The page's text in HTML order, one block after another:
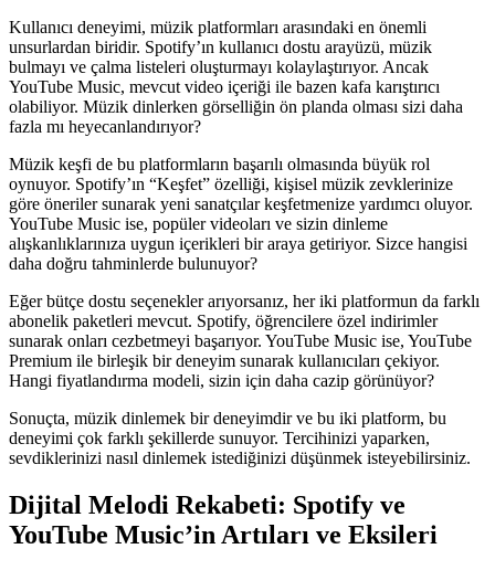
Kullanıcı deneyimi, müzik platformları arasındaki en önemli
unsurlardan biridir. Spotify’ın kullanıcı dostu arayüzü, müzik
bulmayı ve çalma listeleri oluşturmayı kolaylaştırıyor. Ancak
YouTube Music, mevcut video içeriği ile bazen kafa karıştırıcı
olabiliyor. Müzik dinlerken görselliğin ön planda olması sizi daha
fazla mı heyecanlandırıyor?
Müzik keşfi de bu platformların başarılı olmasında büyük rol
oynuyor. Spotify’ın “Keşfet” özelliği, kişisel müzik zevklerinize
göre öneriler sunarak yeni sanatçılar keşfetmenize yardımcı oluyor.
YouTube Music ise, popüler videoları ve sizin dinleme
alışkanlıklarınıza uygun içerikleri bir araya getiriyor. Sizce hangisi
daha doğru tahminlerde bulunuyor?
Eğer bütçe dostu seçenekler arıyorsanız, her iki platformun da farklı
abonelik paketleri mevcut. Spotify, öğrencilere özel indirimler
sunarak onları cezbetmeyi başarıyor. YouTube Music ise, YouTube
Premium ile birleşik bir deneyim sunarak kullanıcıları çekiyor.
Hangi fiyatlandırma modeli, sizin için daha cazip görünüyor?
Sonuçta, müzik dinlemek bir deneyimdir ve bu iki platform, bu
deneyimi çok farklı şekillerde sunuyor. Tercihinizi yaparken,
sevdiklerinizi nasıl dinlemek istediğinizi düşünmek isteyebilirsiniz.
Dijital Melodi Rekabeti: Spotify ve
YouTube Music’in Artıları ve Eksileri